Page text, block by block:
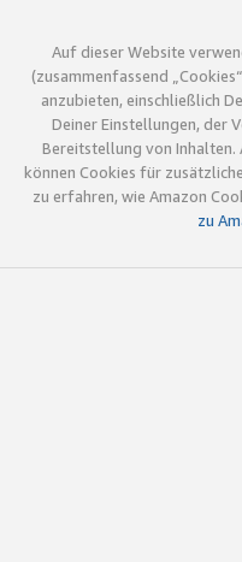
Auf dieser Website
(zusammenfassend
anzubieten, einschließlich
Deiner Einstellungen, der
Bereitstellung von Inhalten.
können Cookies für
zu erfahren, wie Amazon
zu